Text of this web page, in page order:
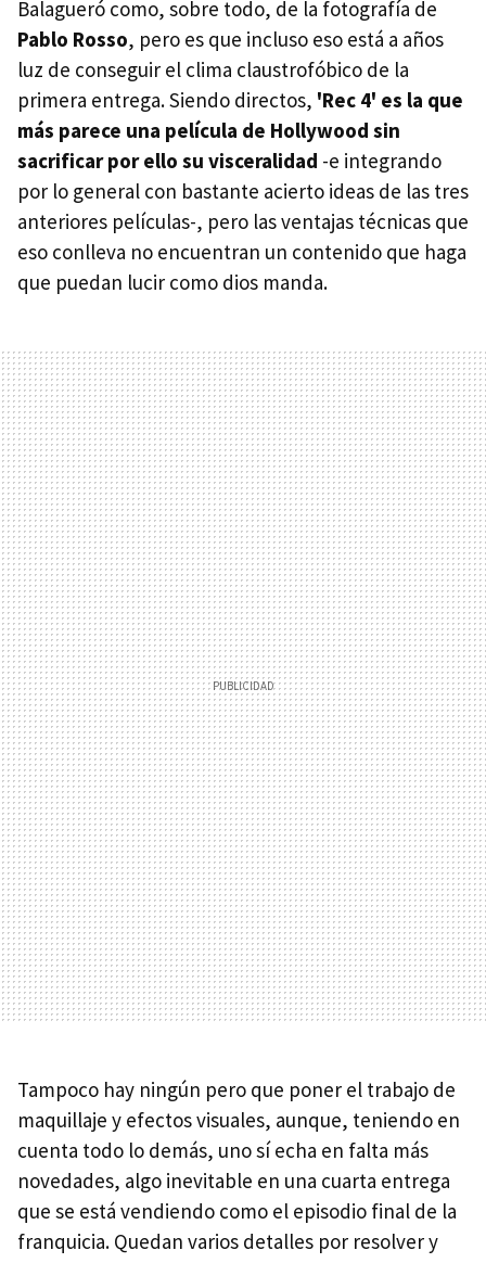
Balagueró como, sobre todo, de la fotografía de
Pablo Rosso, pero es que incluso eso está a años
luz de conseguir el clima claustrofóbico de la
primera entrega. Siendo directos, 'Rec 4' es la que
más parece una película de Hollywood sin
sacrificar por ello su visceralidad -e integrando
por lo general con bastante acierto ideas de las tres
anteriores películas-, pero las ventajas técnicas que
eso conlleva no encuentran un contenido que haga
que puedan lucir como dios manda.
Tampoco hay ningún pero que poner el trabajo de
maquillaje y efectos visuales, aunque, teniendo en
cuenta todo lo demás, uno sí echa en falta más
novedades, algo inevitable en una cuarta entrega
que se está vendiendo como el episodio final de la
franquicia. Quedan varios detalles por resolver y